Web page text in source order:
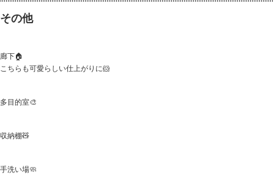
その他
廊下🏠
こちらも可愛らしい仕上がりに🐹
多目的室🎨
収納棚🧸
手洗い場🧼